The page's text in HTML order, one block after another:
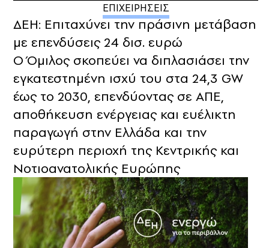
ΕΠΙΧΕΙΡΗΣΕΙΣ
ΔΕΗ: Επιταχύνει την πράσινη μετάβαση
με επενδύσεις 24 δισ. ευρώ
Ο Όμιλος σκοπεύει να διπλασιάσει την
εγκατεστημένη ισχύ του στα 24,3 GW
έως το 2030, επενδύοντας σε ΑΠΕ,
αποθήκευση ενέργειας και ευέλικτη
παραγωγή στην Ελλάδα και την
ευρύτερη περιοχή της Κεντρικής και
Νοτιοανατολικής Ευρώπης